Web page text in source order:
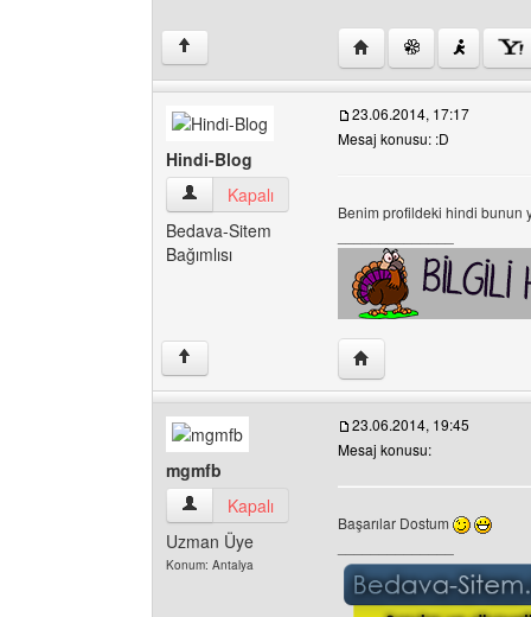
↑ Yazarın web sitesini
Hindi-Blog
Hindi-Blog Kullanıcının profilini görüntüle
Kapalı
Bedava-Sitem
Bağımlısı
23.06.2014, 17:17
Mesaj konusu: :D
Benim profildeki hindi bunun
↑ Yazarın web sitesini
mgmfb
mgmfb Kullanıcının profilini görüntüle
Kapalı
Uzman Üye
Konum: Antalya
23.06.2014, 19:45
Mesaj konusu:
Başarılar Dostum